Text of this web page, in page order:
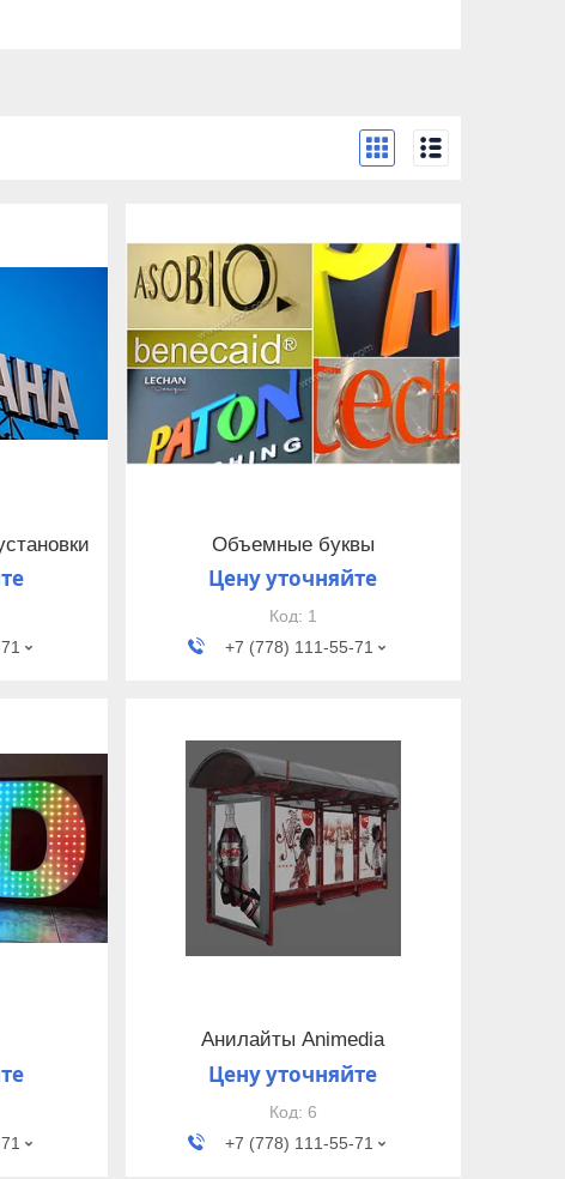
Объемные буквы
Цену уточняйте
1
+7 (778) 111-55-71
Анилайты Animedia
Цену уточняйте
6
+7 (778) 111-55-71